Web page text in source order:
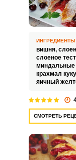
ИНГРЕДИЕНТЫ
вишня,
слоеное
миндальные
крахмал
яичный
СМОТРЕТЬ